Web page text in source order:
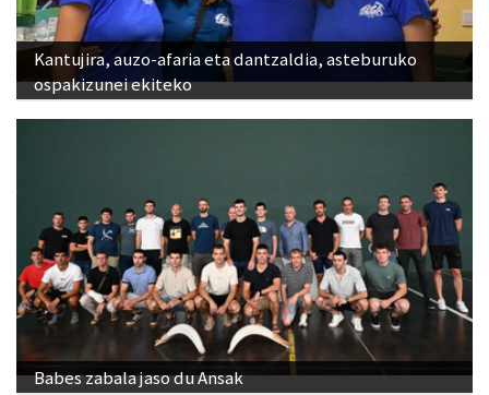
Kantujira, auzo-afaria eta dantzaldia, asteburuko
ospakizunei ekiteko
Babes zabala jaso du Ansak